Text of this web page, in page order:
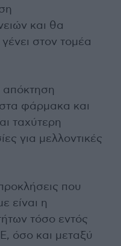
και θα
στον τομέα
απόκτηση
φάρμακα και
ταχύτερη
για μελλοντικές
που
είναι η
τόσο εντός
όσο και μεταξύ